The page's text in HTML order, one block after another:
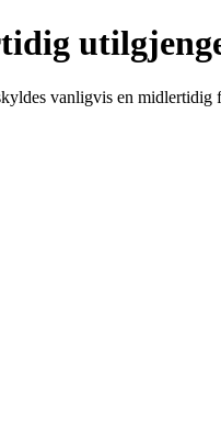
vanligvis en midlertidig